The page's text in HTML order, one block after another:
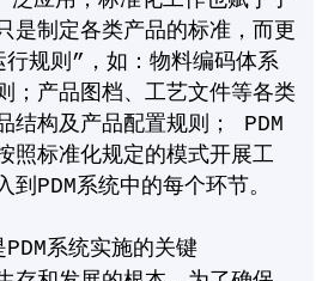
是制定各类产品的标准，而更
规则”，如：物料编码体系
；产品图档、工艺文件等各类
结构及产品配置规则； PDM
照标准化规定的模式开展工
PDM系统中的每个环节。
系统实施的关键